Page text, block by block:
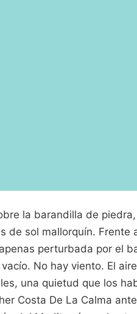
la barandilla de
de sol mallorquín. Frente
perturbada por el
No hay viento. El
una quietud que los
Costa De La Calma